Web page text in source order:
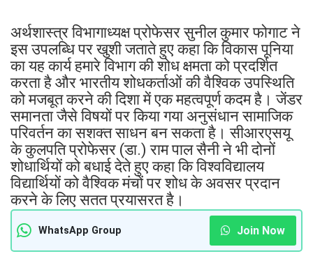
अर्थशास्त्र विभागाध्यक्ष प्रोफेसर सुनील कुमार फोगाट ने
इस उपलब्धि पर खुशी जताते हुए कहा कि विकास पूनिया
का यह कार्य हमारे विभाग की शोध क्षमता को प्रदर्शित
करता है और भारतीय शोधकर्ताओं की वैश्विक उपस्थिति
को मजबूत करने की दिशा में एक महत्वपूर्ण कदम है। जेंडर
समानता जैसे विषयों पर किया गया अनुसंधान सामाजिक
परिवर्तन का सशक्त साधन बन सकता है। सीआरएसयू
के कुलपति प्रोफेसर (डा.) राम पाल सैनी ने भी दोनों
शोधार्थियों को बधाई देते हुए कहा कि विश्वविद्यालय
विद्यार्थियों को वैश्विक मंचों पर शोध के अवसर प्रदान
करने के लिए सतत प्रयासरत है।
WhatsApp Group Join Now